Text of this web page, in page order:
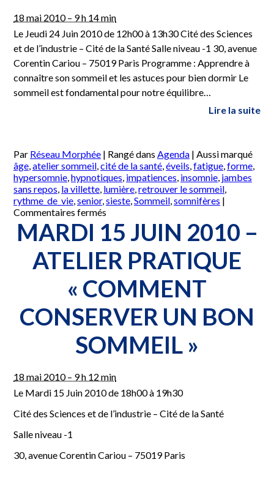
18 mai 2010 – 9 h 14 min
Le Jeudi 24 Juin 2010 de 12h00 à 13h30 Cité des Sciences
et de l’industrie – Cité de la Santé Salle niveau -1 30, avenue
Corentin Cariou – 75019 Paris Programme : Apprendre à
connaître son sommeil et les astuces pour bien dormir Le
sommeil est fondamental pour notre équilibre…
Lire la suite
Par Réseau Morphée | Rangé dans Agenda | Aussi marqué
âge,atelier sommeil,cité de la santé,éveils,fatigue,forme,
hypersomnie,hypnotiques, impatiences, insomnie, jambes
sans repos, la villette, lumière,retrouver le sommeil,
rythme_de_vie,senior,sieste,Sommeil,somnifères |
Commentaires fermés
Jeudi
24
2010
–
Atelier
pratique
conserver
un
bon
sommeil »
MARDI 15 JUIN 2010 –
ATELIER PRATIQUE
« COMMENT
CONSERVER UN BON
SOMMEIL »
18 mai 2010 – 9 h 12 min
Le Mardi 15 Juin 2010 de 18h00 à 19h30
Cité des Sciences et de l’industrie – Cité de la Santé
Salle niveau -1
30, avenue Corentin Cariou – 75019 Paris